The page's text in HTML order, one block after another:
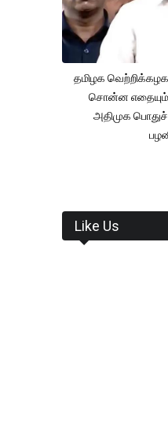
தமிழக வெற்றிக்கழக
சொன்ன எதையும்
அதிமுக பொதுச்
Like Us